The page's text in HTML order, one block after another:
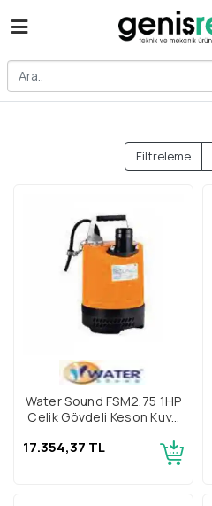
Filtreleme
Water Sound FSM2.75 1HP
Çelik Gövdeli Keson Kuyu
17.354,37 TL